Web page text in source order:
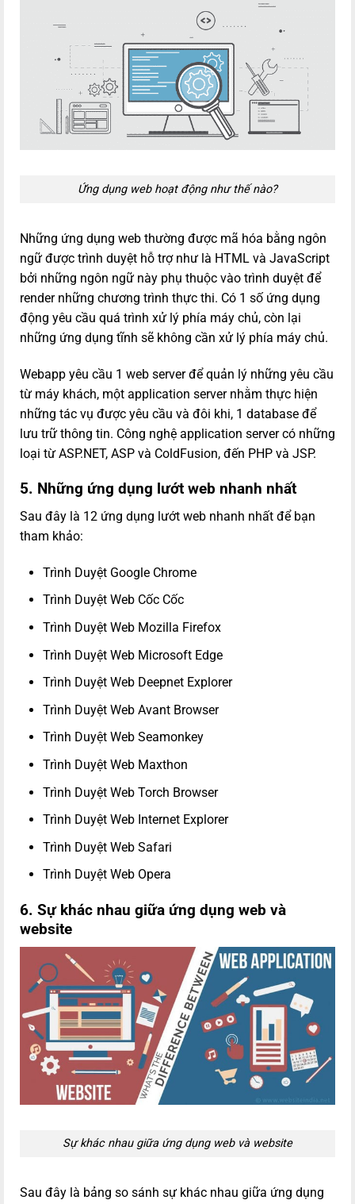
Ứng dụng web hoạt động như thế nào?
Những ứng dụng web thường được mã hóa bằng ngôn
ngữ được trình duyệt hỗ trợ như là HTML và JavaScript
bởi những ngôn ngữ này phụ thuộc vào trình duyệt để
render những chương trình thực thi. Có 1 số ứng dụng
động yêu cầu quá trình xử lý phía máy chủ, còn lại
những ứng dụng tĩnh sẽ không cần xử lý phía máy chủ.
Webapp yêu cầu 1 web server để quản lý những yêu cầu
từ máy khách, một application server nhằm thực hiện
những tác vụ được yêu cầu và đôi khi, 1 database để
lưu trữ thông tin. Công nghệ application server có những
loại từ ASP.NET, ASP và ColdFusion, đến PHP và JSP.
5. Những ứng dụng lướt web nhanh nhất
Sau đây là 12 ứng dụng lướt web nhanh nhất để bạn
tham khảo:
Trình Duyệt Google Chrome
Trình Duyệt Web Cốc Cốc
Trình Duyệt Web Mozilla Firefox
Trình Duyệt Web Microsoft Edge
Trình Duyệt Web Deepnet Explorer
Trình Duyệt Web Avant Browser
Trình Duyệt Web Seamonkey
Trình Duyệt Web Maxthon
Trình Duyệt Web Torch Browser
Trình Duyệt Web Internet Explorer
Trình Duyệt Web Safari
Trình Duyệt Web Opera
6. Sự khác nhau giữa ứng dụng web và
website
Sự khác nhau giữa ứng dụng web và website
Sau đây là bảng so sánh sự khác nhau giữa ứng dụng